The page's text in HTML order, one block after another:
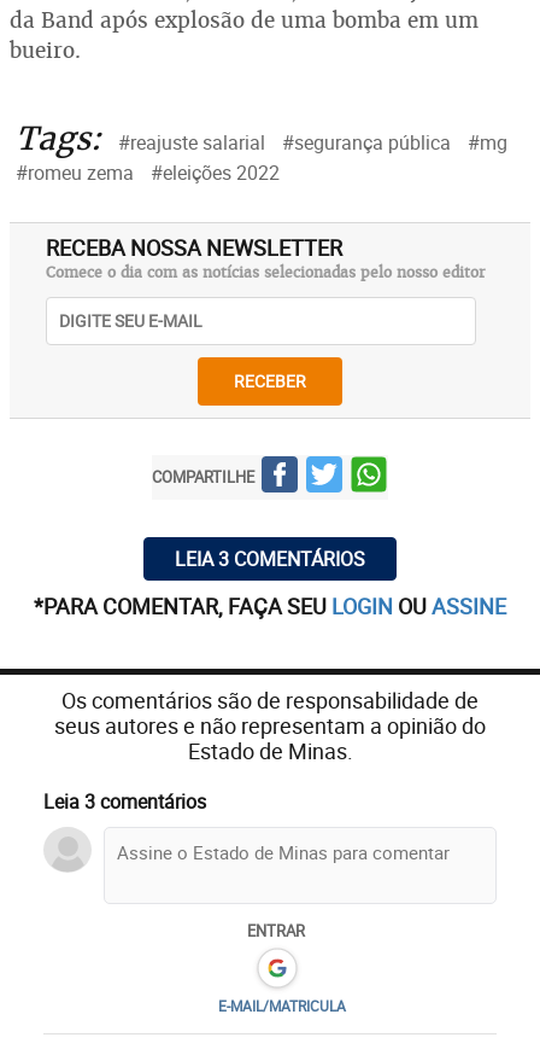
da Band após explosão de uma bomba em um
bueiro.
Tags: #reajuste salarial #segurança pública
#mg
#romeu zema
#eleições 2022
RECEBA NOSSA NEWSLETTER
Comece o dia com as notícias selecionadas pelo nosso editor
RECEBER
COMPARTILHE
LEIA 3 COMENTÁRIOS
*PARA COMENTAR, FAÇA SEU LOGIN OUASSINE
Os comentários são de responsabilidade de
seus autores e não representam a opinião do
Estado de Minas.
Leia 3 comentários
ENTRAR
E-MAIL/MATRICULA